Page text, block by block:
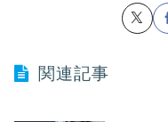
関連記事